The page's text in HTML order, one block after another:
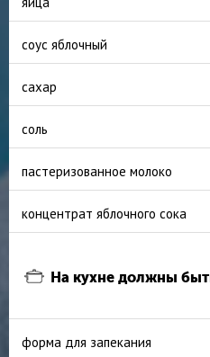
соус яблочный
сахар
соль
пастеризованное молоко
концентрат яблочного сока
На кухне должны
форма для запекания